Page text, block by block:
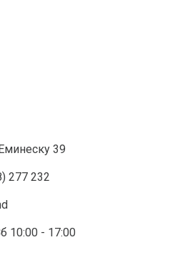
39
277 232
10:00 - 17:00